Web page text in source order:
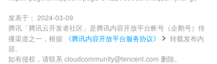
发表于： 2024-03-09
腾讯「腾讯云开发者社区」是腾讯内容开放平台帐号（企鹅号）传
播渠道之一，根据
《腾讯内容开放平台服务协议》
转载发布内
容。
如有侵权，请联系 cloudcommunity@tencent.com 删除。